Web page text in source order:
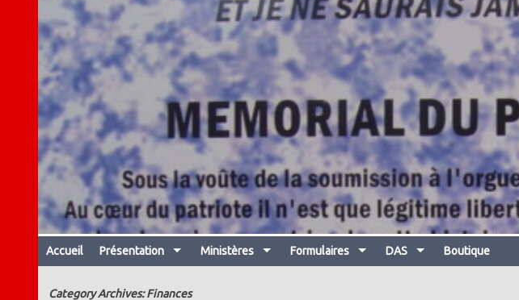
Accueil Présentation Ministères Formulaires DAS Boutique
Category Archives: Finances